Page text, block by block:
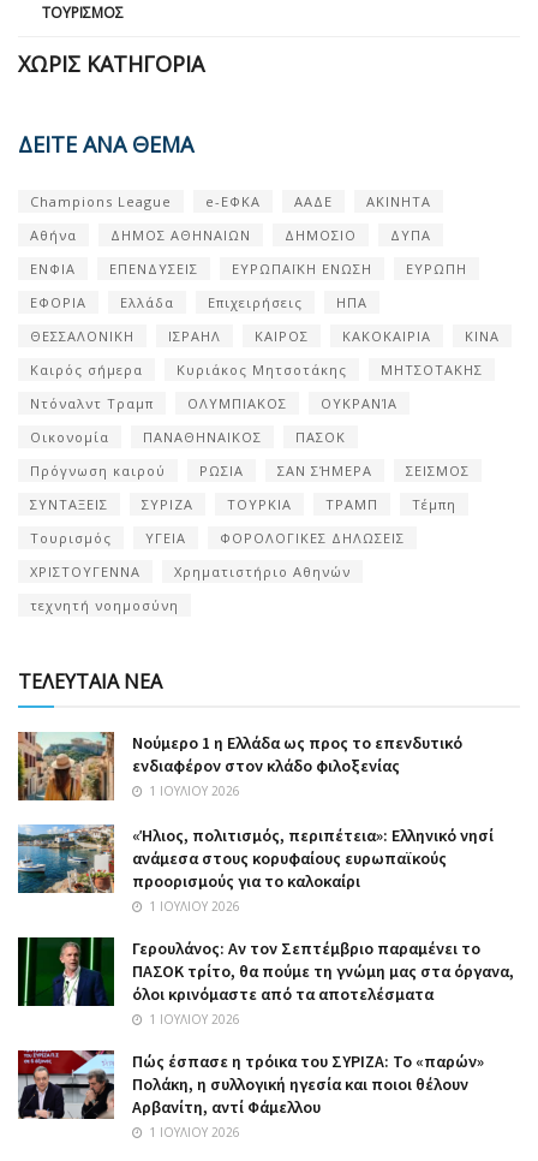
ΤΟΥΡΙΣΜΌΣ
ΧΩΡΊΣ ΚΑΤΗΓΟΡΊΑ
ΔΕΙΤΕ ΑΝΑ ΘΕΜΑ
Champions League e-ΕΦΚΑ ΑΑΔΕ
ΑΚΙΝΗΤΑ
Αθήνα
ΔΗΜΟΣ ΑΘΗΝΑΙΩΝ ΔΗΜΟΣΙΟ
ΔΥΠΑ
ΕΝΦΙΑ
ΕΠΕΝΔΥΣΕΙΣ ΕΥΡΩΠΑΪΚΗ ΕΝΩΣΗ
ΕΥΡΩΠΗ
ΕΦΟΡΙΑ
Ελλάδα Επιχειρήσεις
ΗΠΑ
ΘΕΣΣΑΛΟΝΙΚΗ
ΙΣΡΑΗΛ ΚΑΙΡΟΣ ΚΑΚΟΚΑΙΡΙΑ
ΚΙΝΑ
Καιρός σήμερα
Κυριάκος Μητσοτάκης
ΜΗΤΣΟΤΑΚΗΣ
Ντόναλντ Τραμπ
ΟΛΥΜΠΙΑΚΟΣ
ΟΥΚΡΑΝΊΑ
Οικονομία
ΠΑΝΑΘΗΝΑΙΚΟΣ
ΠΑΣΟΚ
Πρόγνωση καιρού
ΡΩΣΙΑ ΣΑΝ ΣΉΜΕΡΑ
ΣΕΙΣΜΟΣ
ΣΥΝΤΑΞΕΙΣ
ΣΥΡΙΖΑ ΤΟΥΡΚΙΑ ΤΡΑΜΠ
Τέμπη
Τουρισμός
ΥΓΕΙΑ
ΦΟΡΟΛΟΓΙΚΕΣ ΔΗΛΩΣΕΙΣ
ΧΡΙΣΤΟΥΓΕΝΝΑ
Χρηματιστήριο Αθηνών
τεχνητή νοημοσύνη
ΤΕΛΕΥΤΑΙΑ ΝΕΑ
Nούμερο 1 η Ελλάδα ως προς το επενδυτικό
ενδιαφέρον στον κλάδο φιλοξενίας
1 ΙΟΥΛΊΟΥ 2026
«Ήλιος, πολιτισμός, περιπέτεια»: Ελληνικό νησί
ανάμεσα στους κορυφαίους ευρωπαϊκούς
προορισμούς για το καλοκαίρι
1 ΙΟΥΛΊΟΥ 2026
Γερουλάνος: Αν τον Σεπτέμβριο παραμένει το
ΠΑΣΟΚ τρίτο, θα πούμε τη γνώμη μας στα όργανα,
όλοι κρινόμαστε από τα αποτελέσματα
1 ΙΟΥΛΊΟΥ 2026
Πώς έσπασε η τρόικα του ΣΥΡΙΖΑ: Το «παρών»
Πολάκη, η συλλογική ηγεσία και ποιοι θέλουν
Αρβανίτη, αντί Φάμελλου
1 ΙΟΥΛΊΟΥ 2026